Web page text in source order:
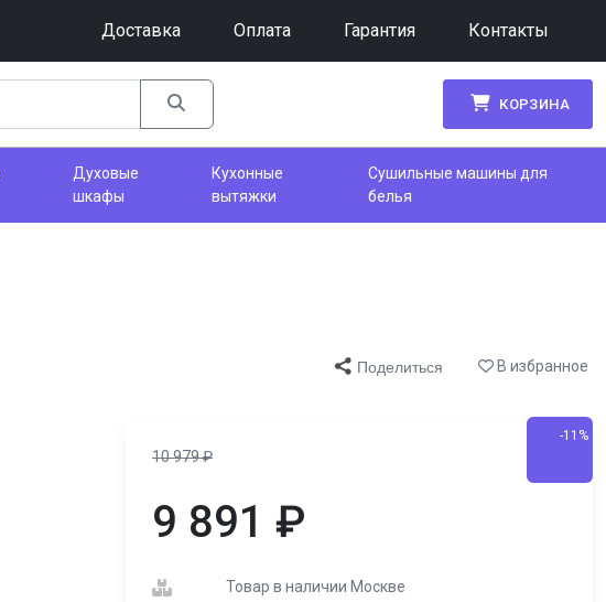
Доставка Оплата Гарантия Контакты
КОРЗИНА
Духовые
шкафы
Кухонные
вытяжки
Сушильные машины для
белья
Поделиться В избранное
10 979₽
-11%
9 891 ₽
Товар в наличии Москве